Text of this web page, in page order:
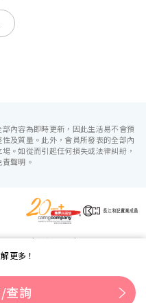
更多！
查詢
內容為即時更新，因此生活易不會預
及質量。此外，會員所發表的全部內
。如從而引起任何損失或法律糾紛，
聲明。
告宣傳|新婚導航|